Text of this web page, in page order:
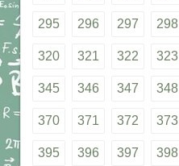
295 296 297 298
320 321 322 323
345 346 347 348
370 371 372 373
395 396 397 398